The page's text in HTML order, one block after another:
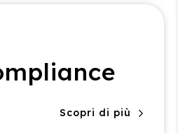
Scopri di più